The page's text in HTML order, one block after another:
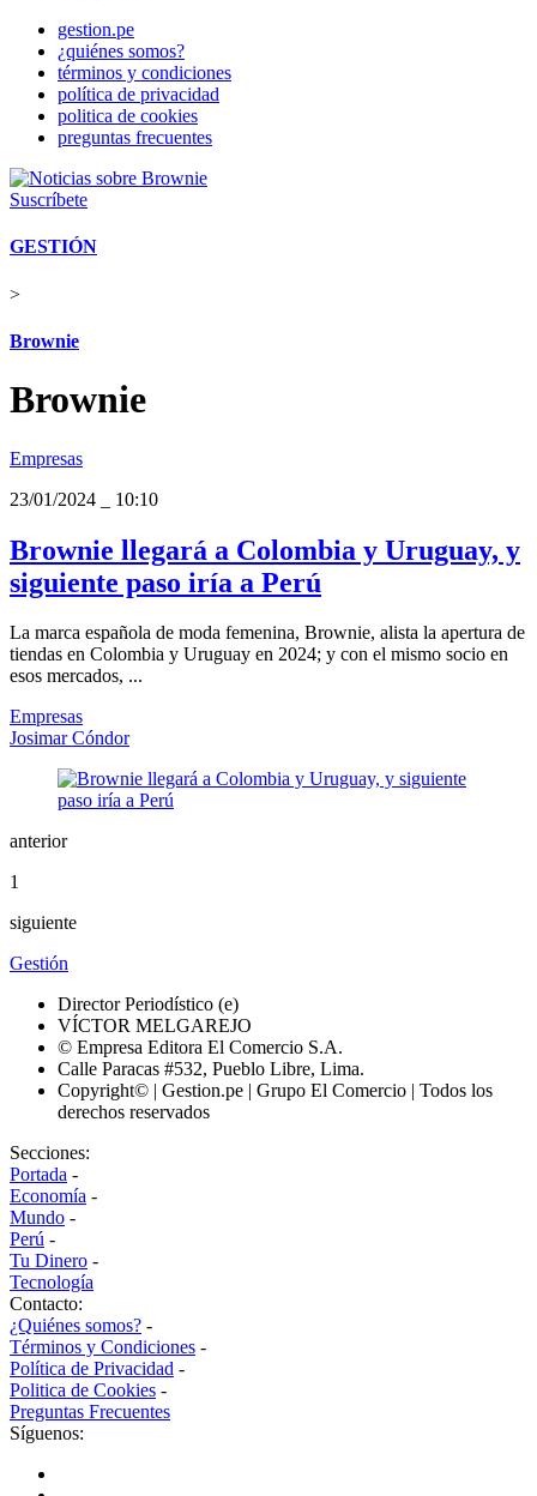
gestion.pe
¿quiénes somos?
términos y condiciones
política de privacidad
politica de cookies
preguntas frecuentes
Suscríbete
GESTIÓN
>
Brownie
Brownie
Empresas
23/01/2024
10:10
Brownie llegará a Colombia y Uruguay, y
siguiente paso iría a Perú
La marca española de moda femenina, Brownie, alista la apertura de
tiendas en Colombia y Uruguay en 2024; y con el mismo socio en
esos mercados, ...
Empresas
Josimar Cóndor
anterior
1
siguiente
Gestión
Director Periodístico (e)
VÍCTOR MELGAREJO
© Empresa Editora El Comercio S.A.
Calle Paracas #532, Pueblo Libre, Lima.
Copyright© | Gestion.pe | Grupo El Comercio | Todos los
derechos reservados
Secciones:
Portada -
Economía -
Mundo -
Perú -
Tu Dinero -
Tecnología
Contacto:
¿Quiénes somos? -
Términos y Condiciones -
Política de Privacidad -
Politica de Cookies -
Preguntas Frecuentes
Síguenos: